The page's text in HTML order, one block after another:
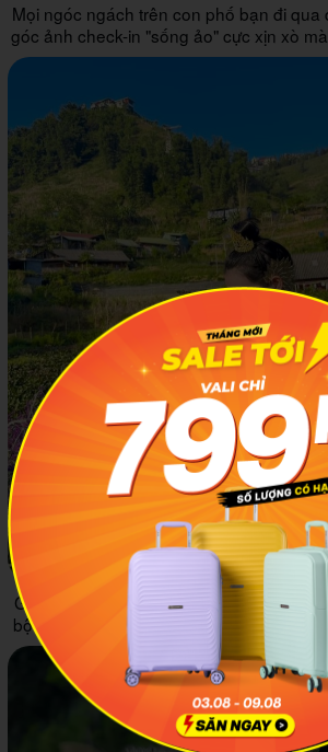
Mọi ngóc ngách trên con phố bạn đi
góc ảnh check-in "sống ảo" cực xịn xò
Giữa bức tranh núi đồi hoang sơ vô
bộ ảnh nổi bật với bộ trang phục truyền